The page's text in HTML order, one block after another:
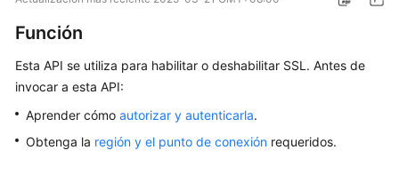
Pasos
iniciales
Guía
del
Referencia
Función
Esta API se utiliza para habilitar o deshabilitar SSL. Antes de
invocar a esta API:
Aprender cómo autorizar y autenticarla.
Obtenga la región y el punto de conexión requeridos.